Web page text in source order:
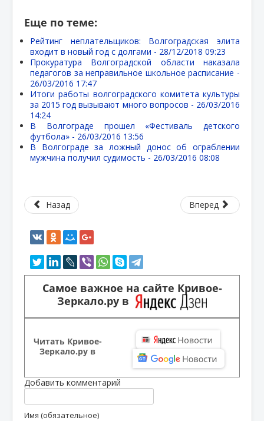
Еще по теме:
Рейтинг неплательщиков: Волгоградская элита
входит в новый год с долгами - 28/12/2018 09:23
Прокуратура Волгоградской области наказала
педагогов за неправильное школьное расписание -
26/03/2016 17:47
Итоги работы волгоградского комитета культуры
за 2015 год вызывают много вопросов - 26/03/2016
14:24
В Волгограде прошел «Фестиваль детского
футбола» - 26/03/2016 13:56
В Волгограде за ложный донос об ограблении
мужчина получил судимость - 26/03/2016 08:08
Назад Вперед
Самое важное на сайте Кривое-
Зеркало.ру в
Читать Кривое-
Зеркало.ру в
Добавить комментарий
Имя (обязательное)